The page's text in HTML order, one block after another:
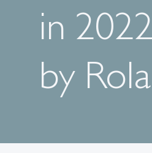
in 2022
by